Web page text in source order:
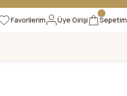
Favorilerim Üye Girişi Sepetim